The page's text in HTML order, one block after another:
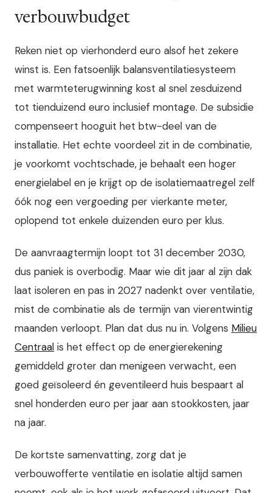
verbouwbudget
Reken niet op vierhonderd euro alsof het zekere
winst is. Een fatsoenlijk balansventilatiesysteem
met warmteterugwinning kost al snel zesduizend
tot tienduizend euro inclusief montage. De subsidie
compenseert hooguit het btw-deel van de
installatie. Het echte voordeel zit in de combinatie,
je voorkomt vochtschade, je behaalt een hoger
energielabel en je krijgt op de isolatiemaatregel zelf
óók nog een vergoeding per vierkante meter,
oplopend tot enkele duizenden euro per klus.
De aanvraagtermijn loopt tot 31 december 2030,
dus paniek is overbodig. Maar wie dit jaar al zijn dak
laat isoleren en pas in 2027 nadenkt over ventilatie,
mist de combinatie als de termijn van vierentwintig
maanden verloopt. Plan dat dus nu in. Volgens Milieu
Centraal is het effect op de energierekening
gemiddeld groter dan menigeen verwacht, een
goed geïsoleerd én geventileerd huis bespaart al
snel honderden euro per jaar aan stookkosten, jaar
na jaar.
De kortste samenvatting, zorg dat je
verbouwofferte ventilatie en isolatie altijd samen